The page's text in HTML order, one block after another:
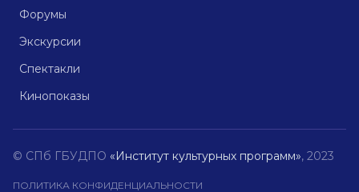
Форумы
Экскурсии
Спектакли
Кинопоказы
© СПб ГБУДПО «Институт культурных программ», 2023
ПОЛИТИКА КОНФИДЕНЦИАЛЬНОСТИ